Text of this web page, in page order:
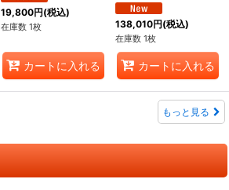
19,800円(税込)
在庫数 1枚
カートに入れる
138,010円(税込)
在庫数 1枚
カートに入れる
もっと見る